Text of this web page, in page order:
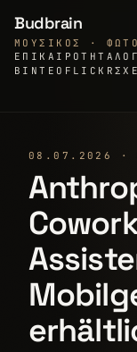
Budbrain
ΜΟΥΣΙΚΌΣ ·
ΕΠΙΚΑΙΡΌΤΗΤΑ
ΒΊΝΤΕΟ FLICKR
08.07.2026 ·